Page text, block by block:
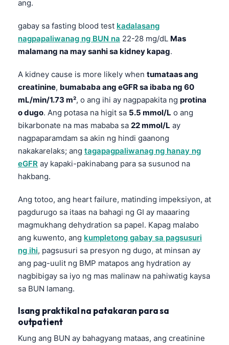
ang.
gabay sa fasting blood test kadalasang
nagpapaliwanag ng BUN na 22-28 mg/dL Mas
malamang na may sanhi sa kidney kapag.
A kidney cause is more likely when tumataas ang
creatinine, bumababa ang eGFR sa ibaba ng 60
mL/min/1.73 m², o ang ihi ay nagpapakita ng protina
o dugo. Ang potasa na higit sa 5.5 mmol/L o ang
bikarbonate na mas mababa sa 22 mmol/L ay
nagpaparamdam sa akin ng hindi gaanong
nakakarelaks; ang tagapagpaliwanag ng hanay ng
eGFR ay kapaki-pakinabang para sa susunod na
hakbang.
Ang totoo, ang heart failure, matinding impeksiyon, at
pagdurugo sa itaas na bahagi ng GI ay maaaring
magmukhang dehydration sa papel. Kapag malabo
ang kuwento, ang kumpletong gabay sa pagsusuri
ng ihi, pagsusuri sa presyon ng dugo, at minsan ay
ang pag-uulit ng BMP matapos ang hydration ay
nagbibigay sa iyo ng mas malinaw na pahiwatig kaysa
sa BUN lamang.
Isang praktikal na patakaran para sa
outpatient
Kung ang BUN ay bahagyang mataas, ang creatinine